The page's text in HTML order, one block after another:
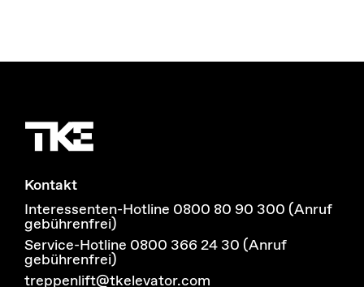
Kontakt
Interessenten-Hotline 0800 80 90 300 (Anruf
gebührenfrei)
Service-Hotline 0800 366 24 30 (Anruf
gebührenfrei)
treppenlift@tkelevator.com